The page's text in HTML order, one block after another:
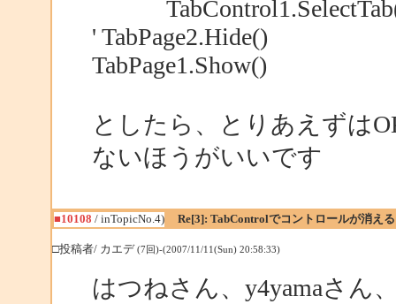
' TabPage2.Hide()
TabPage1.Show()
としたら、とりあえずは
ないほうがいいです
■10108 / inTopicNo.4) Re[3]: TabControlでコントロールが消える
□投稿者/ カエデ(7回)-(2007/11/11(Sun) 20:58:33)
はつねさん、y4yamaさん